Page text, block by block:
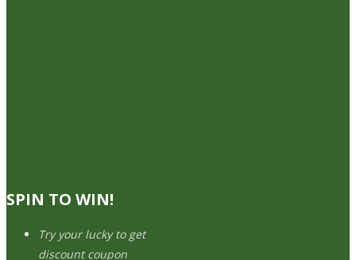
SPIN TO WIN!
Try your lucky to get
discount coupon